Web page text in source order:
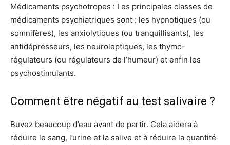
Médicaments psychotropes : Les principales classes de
médicaments psychiatriques sont : les hypnotiques (ou
somnifères), les anxiolytiques (ou tranquillisants), les
antidépresseurs, les neuroleptiques, les thymo-
régulateurs (ou régulateurs de l’humeur) et enfin les
psychostimulants.
Comment être négatif au test salivaire ?
Buvez beaucoup d’eau avant de partir. Cela aidera à
réduire le sang, l’urine et la salive et à réduire la quantité